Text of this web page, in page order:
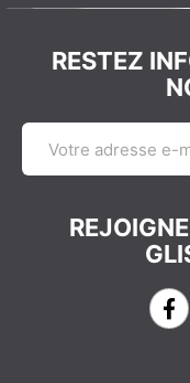
RESTEZ